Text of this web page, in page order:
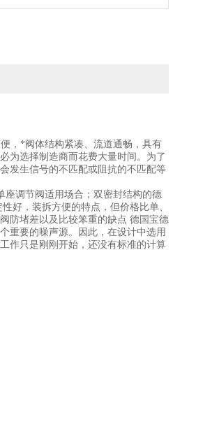
，*阀体结构紧凑、流道通畅，具有
为选择制造商而花费大量时间。为了
发生信号的不匹配或阻抗的不匹配等
座调节阀适用场合；双密封结构的德
好，装拆方便的特点，但价格比单、
防堵差以及比较笨重的缺点 德国宝德
重要的噪声源。因此，在设计中选用
作只是刚刚开始，还没有标准的计算